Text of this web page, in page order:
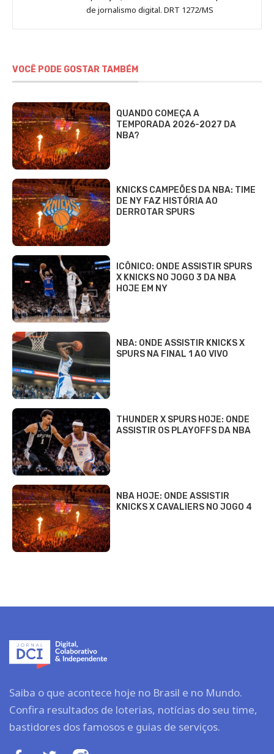
de jornalismo digital. DRT 1272/MS
VOCÊ PODE GOSTAR TAMBÉM
QUANDO COMEÇA A
TEMPORADA 2026-2027 DA
NBA?
KNICKS CAMPEÕES DA NBA: TIME
DE NY FAZ HISTÓRIA AO
DERROTAR SPURS
ICÔNICO: ONDE ASSISTIR SPURS
X KNICKS NO JOGO 3 DA NBA
HOJE EM NY
NBA: ONDE ASSISTIR KNICKS X
SPURS NA FINAL 1 AO VIVO
THUNDER X SPURS HOJE: ONDE
ASSISTIR OS PLAYOFFS DA NBA
NBA HOJE: ONDE ASSISTIR
KNICKS X CAVALIERS NO JOGO 4
Saiba o que acontece hoje no Brasil e no Mundo.
Confira resultados de loterias, notícias do seu time,
bastidores dos famosos e guias de serviços.